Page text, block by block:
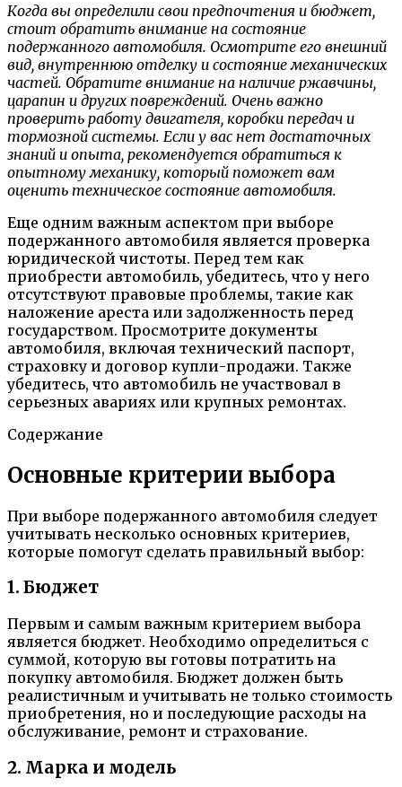
Когда вы определили свои предпочтения и бюджет,
стоит обратить внимание на состояние
подержанного автомобиля. Осмотрите его внешний
вид, внутреннюю отделку и состояние механических
частей. Обратите внимание на наличие ржавчины,
царапин и других повреждений. Очень важно
проверить работу двигателя, коробки передач и
тормозной системы. Если у вас нет достаточных
знаний и опыта, рекомендуется обратиться к
опытному механику, который поможет вам
оценить техническое состояние автомобиля.
Еще одним важным аспектом при выборе
подержанного автомобиля является проверка
юридической чистоты. Перед тем как
приобрести автомобиль, убедитесь, что у него
отсутствуют правовые проблемы, такие как
наложение ареста или задолженность перед
государством. Просмотрите документы
автомобиля, включая технический паспорт,
страховку и договор купли-продажи. Также
убедитесь, что автомобиль не участвовал в
серьезных авариях или крупных ремонтах.
Содержание
Основные критерии выбора
При выборе подержанного автомобиля следует
учитывать несколько основных критериев,
которые помогут сделать правильный выбор:
1. Бюджет
Первым и самым важным критерием выбора
является бюджет. Необходимо определиться с
суммой, которую вы готовы потратить на
покупку автомобиля. Бюджет должен быть
реалистичным и учитывать не только стоимость
приобретения, но и последующие расходы на
обслуживание, ремонт и страхование.
2. Марка и модель